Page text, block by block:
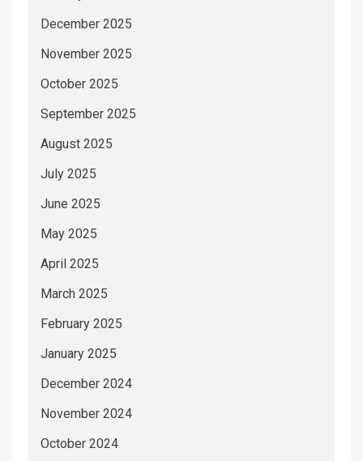
December 2025
November 2025
October 2025
September 2025
August 2025
July 2025
June 2025
May 2025
April 2025
March 2025
February 2025
January 2025
December 2024
November 2024
October 2024